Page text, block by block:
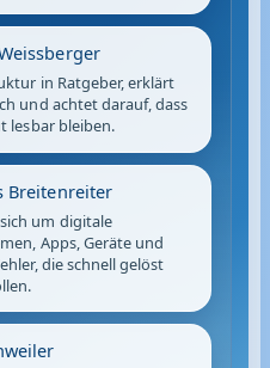
in Ratgeber, erklärt
und achtet darauf, dass
lesbar bleiben.
Breitenreiter
um digitale
Apps, Geräte und
die schnell gelöst